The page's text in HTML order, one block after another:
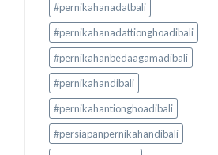
#pernikahanadatbali
#pernikahanadattionghoadibali
#pernikahanbedaagamadibali
#pernikahandibali
#pernikahantionghoadibali
#persiapanpernikahandibali